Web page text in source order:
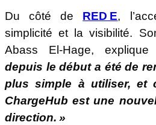
Du côté de RED E,
simplicité et la visibilité.
Abass El-Hage,
depuis le début a été de
plus simple à utiliser, et
ChargeHub est une
direction. »